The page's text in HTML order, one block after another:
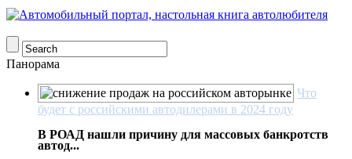
Панорама
Что
будет с российскими автодилерами в 2024 году
В РОАД нашли причину для массовых банкротств
автод...